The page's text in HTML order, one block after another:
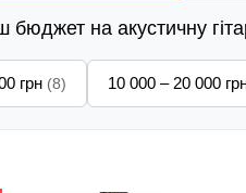
бюджет на акустичну
грн (8) 10 000 – 20 000